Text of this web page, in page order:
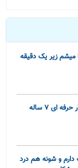
میشم زیر یک دقیقه
من 15 سال و 8 ماه دارم پسرم قدم 178 ورزشکار حرفه ای 7 ساله
و شونه هم درد